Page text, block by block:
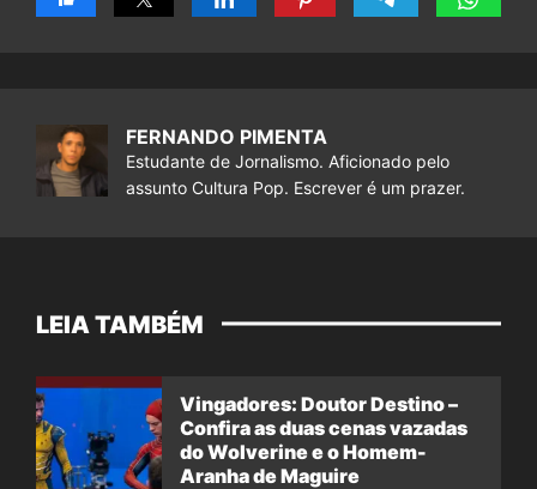
FERNANDO PIMENTA
Estudante de Jornalismo. Aficionado pelo
assunto Cultura Pop. Escrever é um prazer.
LEIA TAMBÉM
Vingadores: Doutor Destino –
Confira as duas cenas vazadas
do Wolverine e o Homem-
Aranha de Maguire